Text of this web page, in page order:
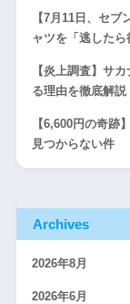
【7月11日、セ
ャツを「逃した
【炎上調査】サ
る理由を徹底解説
【6,600円の奇跡
見つからない件
Archives
2026年8月
2026年6月